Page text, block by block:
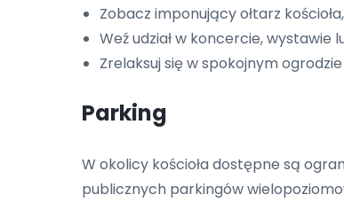
Zobacz imponujący ołtarz
Weź udział w koncercie, wystawie
Zrelaksuj się w spokojnym ogrodzie
Parking
W okolicy kościoła dostępne są
publicznych parkingów